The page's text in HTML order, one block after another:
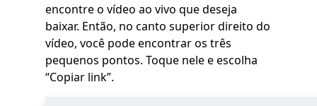
encontre o vídeo ao vivo que deseja
baixar. Então, no canto superior direito do
vídeo, você pode encontrar os três
pequenos pontos. Toque nele e escolha
“Copiar link”.